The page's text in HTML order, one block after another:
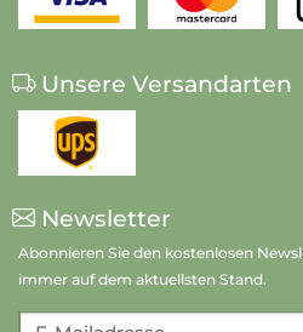
Unsere Versandarten
Newsletter
Abonnieren Sie den kostenlosen
immer auf dem aktuellsten Stand.
E-Mailadresse